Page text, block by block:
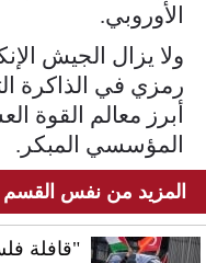
الأوروبي.
ولا يزال الجيش
رمزي في الذاكرة
أبرز معالم القوة
المؤسسي المبكر.
المزيد من نفس القسم
"قافلة